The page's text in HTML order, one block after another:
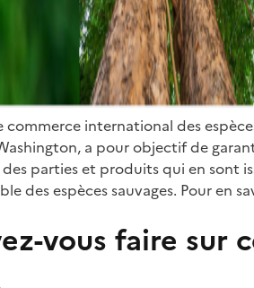
commerce international des
a pour objectif de
parties et produits qui en sont
des espèces sauvages. Pour en
vous faire sur